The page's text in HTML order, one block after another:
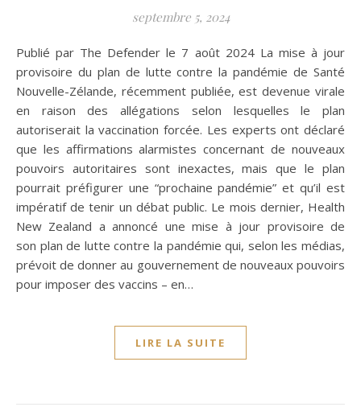
septembre 5, 2024
Publié par The Defender le 7 août 2024 La mise à jour
provisoire du plan de lutte contre la pandémie de Santé
Nouvelle-Zélande, récemment publiée, est devenue virale
en raison des allégations selon lesquelles le plan
autoriserait la vaccination forcée. Les experts ont déclaré
que les affirmations alarmistes concernant de nouveaux
pouvoirs autoritaires sont inexactes, mais que le plan
pourrait préfigurer une “prochaine pandémie” et qu’il est
impératif de tenir un débat public. Le mois dernier, Health
New Zealand a annoncé une mise à jour provisoire de
son plan de lutte contre la pandémie qui, selon les médias,
prévoit de donner au gouvernement de nouveaux pouvoirs
pour imposer des vaccins – en…
LIRE LA SUITE